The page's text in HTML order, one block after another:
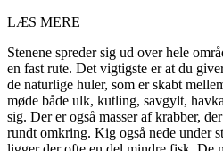
LÆS MERE
Stenene spreder sig ud over hele
en fast rute. Det vigtigste er at du
de naturlige huler, som er skabt
møde både ulk, kutling, savgylt,
sig. Der er også masser af krabber,
rundt omkring. Kig også nede under